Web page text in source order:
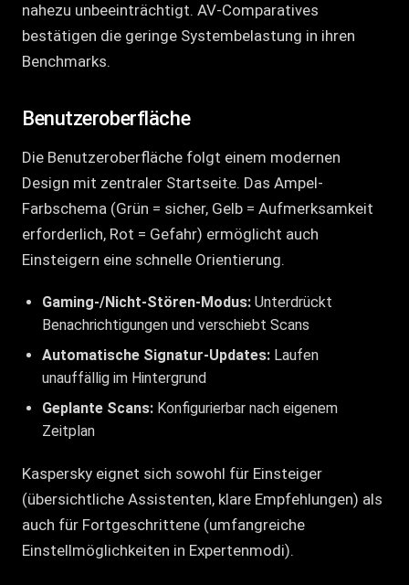
nahezu unbeeinträchtigt. AV-Comparatives
bestätigen die geringe Systembelastung in ihren
Benchmarks.
Benutzeroberfläche
Die Benutzeroberfläche folgt einem modernen
Design mit zentraler Startseite. Das Ampel-
Farbschema (Grün = sicher, Gelb = Aufmerksamkeit
erforderlich, Rot = Gefahr) ermöglicht auch
Einsteigern eine schnelle Orientierung.
Gaming-/Nicht-Stören-Modus: Unterdrückt
Benachrichtigungen und verschiebt Scans
Automatische Signatur-Updates: Laufen
unauffällig im Hintergrund
Geplante Scans: Konfigurierbar nach eigenem
Zeitplan
Kaspersky eignet sich sowohl für Einsteiger
(übersichtliche Assistenten, klare Empfehlungen) als
auch für Fortgeschrittene (umfangreiche
Einstellmöglichkeiten in Expertenmodi).